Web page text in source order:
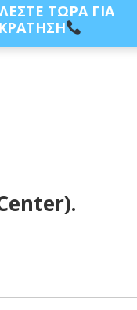
ΤΩΡΑ ΓΙΑ
ΚΡΑΤΗΣΗ